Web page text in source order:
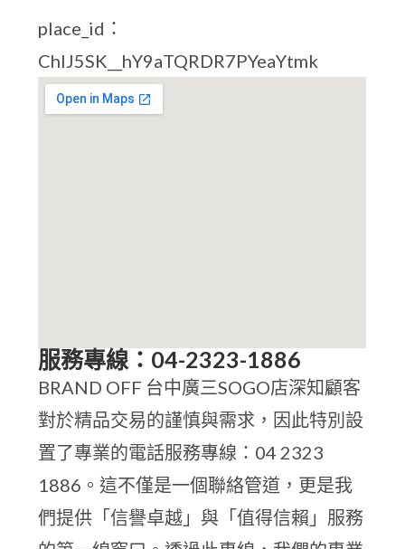
place_id：
ChIJ5SK__hY9aTQRDR7PYeaYtmk
服務專線：04-2323-1886
BRAND OFF 台中廣三SOGO店深知顧客
對於精品交易的謹慎與需求，因此特別設
置了專業的電話服務專線：04 2323
1886。這不僅是一個聯絡管道，更是我
們提供「信譽卓越」與「值得信賴」服務